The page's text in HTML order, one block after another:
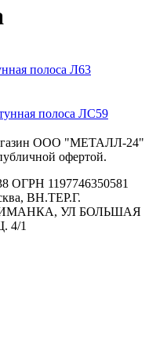
полоса Л63
полоса ЛС59
ООО "МЕТАЛЛ-24"
офертой.
ОГРН 1197746350581
ВН.ТЕР.Г.
УЛ БОЛЬШАЯ
4/1